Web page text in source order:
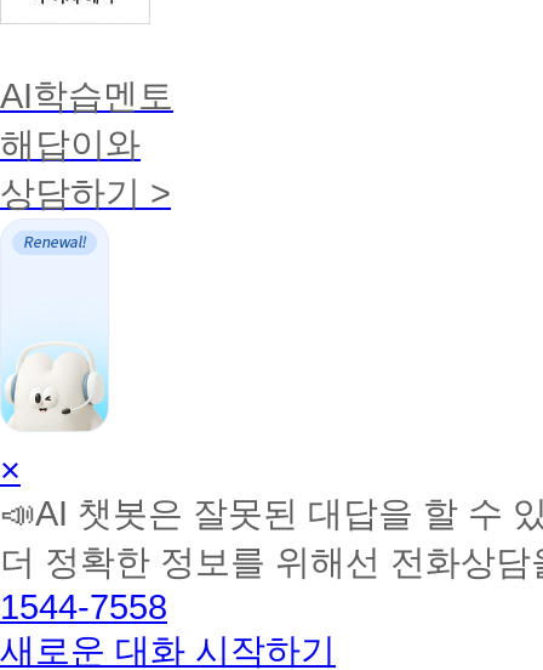
AI학습멘토
해답이와
상담하기 >
AI
학
습
토
커
BETA
×
📣AI 챗봇은 잘못된 대답을 할 수
더 정확한 정보를 위해선 전화상
1544-7558
새로운 대화 시작하기